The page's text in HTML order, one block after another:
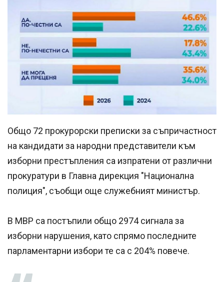
Общо 72 прокурорски преписки за съпричастност
на кандидати за народни представители към
изборни престъпления са изпратени от различни
прокуратури в Главна дирекция "Национална
полиция", съобщи още служебният министър.
В МВР са постъпили общо 2974 сигнала за
изборни нарушения, като спрямо последните
парламентарни избори те са с 204% повече.